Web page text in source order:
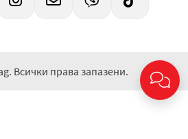
Всички права запазени.